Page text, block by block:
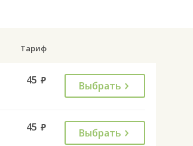
Тариф
45 руб. Выбрать
45 руб. Выбрать